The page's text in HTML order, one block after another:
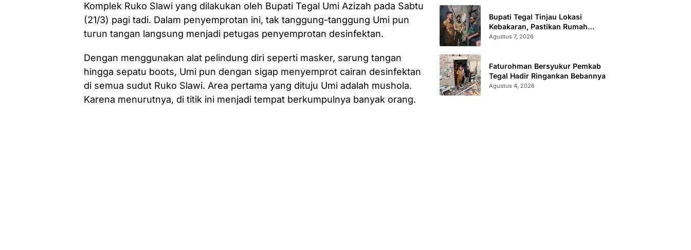
Komplek Ruko Slawi yang dilakukan oleh Bupati Tegal Umi Azizah pada Sabtu
(21/3) pagi tadi. Dalam penyemprotan ini, tak tanggung-tanggung Umi pun
turun tangan langsung menjadi petugas penyemprotan desinfektan.
Dengan menggunakan alat pelindung diri seperti masker, sarung tangan
hingga sepatu boots, Umi pun dengan sigap menyemprot cairan desinfektan
di semua sudut Ruko Slawi. Area pertama yang dituju Umi adalah mushola.
Karena menurutnya, di titik ini menjadi tempat berkumpulnya banyak orang.
Bupati Tegal Tinjau Lokasi
Kebakaran, Pastikan Rumah
Korban Diperbaiki
Agustus 7, 2026
Faturohman Bersyukur Pemkab
Tegal Hadir Ringankan Bebannya
Agustus 4, 2026